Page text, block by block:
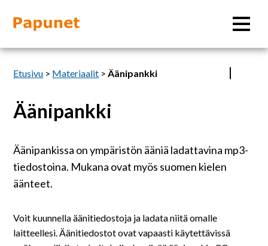
Tietoa
Materiaalit
Saavutettavuus
Etusivu > Materiaalit >Äänipankki
Äänipankki
Äänipankissa on ympäristön ääniä ladattavina mp3-
tiedostoina. Mukana ovat myös suomen kielen
äänteet.
Voit kuunnella äänitiedostoja ja ladata niitä omalle
laitteellesi. Äänitiedostot ovat vapaasti käytettävissä